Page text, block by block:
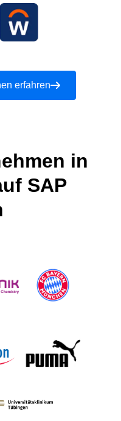
erfahren
in
SAP